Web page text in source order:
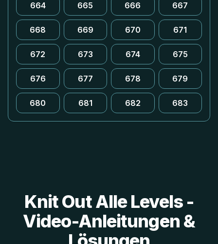
664 665 666 667
668 669 670 671
672 673 674 675
676 677 678 679
680 681 682 683
Knit Out Alle Levels -
Video-Anleitungen &